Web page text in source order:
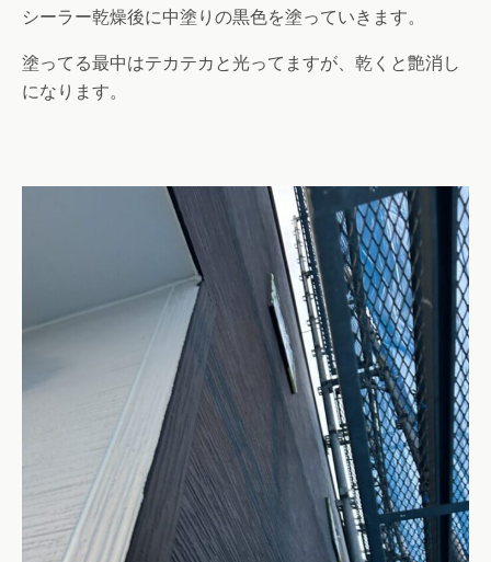
シーラー乾燥後に中塗りの黒色を塗っていきます。
塗ってる最中はテカテカと光ってますが、乾くと艶消し
になります。